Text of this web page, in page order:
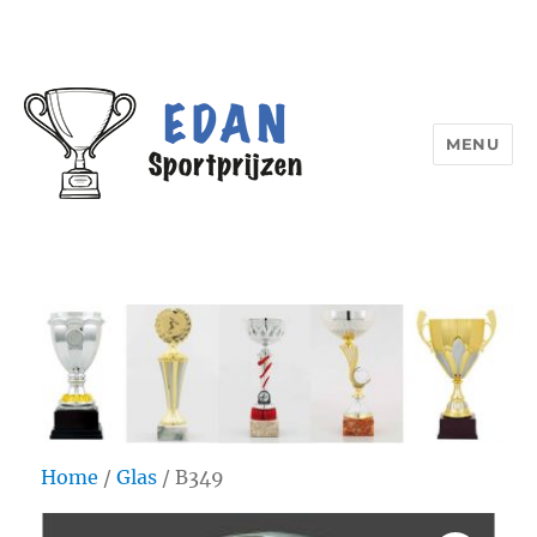
Edan Sportprijzen
MENU
Home /Glas / B349